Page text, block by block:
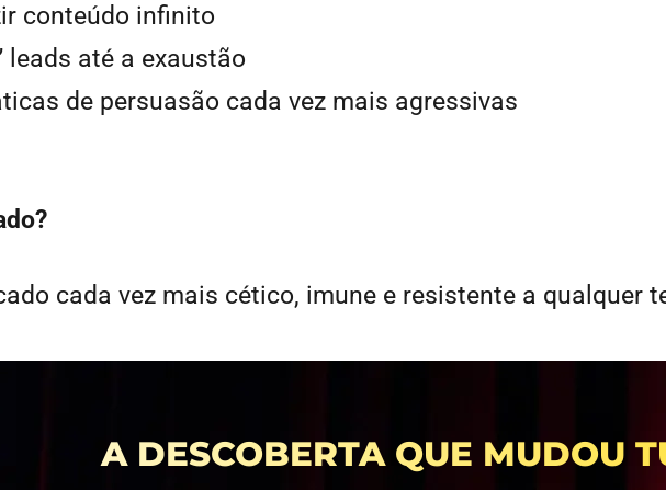
conteúdo infinito
leads até a exaustão
de persuasão cada vez mais agressivas
cada vez mais cético, imune e resistente a qualquer
A DESCOBERTA QUE MUDOU